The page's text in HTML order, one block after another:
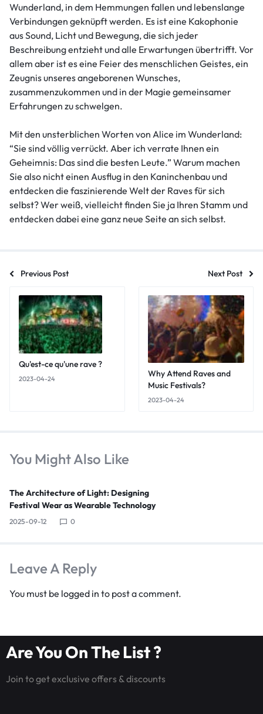
Wunderland, in dem Hemmungen fallen und lebenslange
Verbindungen geknüpft werden. Es ist eine Kakophonie
aus Sound, Licht und Bewegung, die sich jeder
Beschreibung entzieht und alle Erwartungen übertrifft. Vor
allem aber ist es eine Feier des menschlichen Geistes, ein
Zeugnis unseres angeborenen Wunsches,
zusammenzukommen und in der Magie gemeinsamer
Erfahrungen zu schwelgen.
Mit den unsterblichen Worten von Alice im Wunderland:
“Sie sind völlig verrückt. Aber ich verrate Ihnen ein
Geheimnis: Das sind die besten Leute.” Warum machen
Sie also nicht einen Ausflug in den Kaninchenbau und
entdecken die faszinierende Welt der Raves für sich
selbst? Wer weiß, vielleicht finden Sie ja Ihren Stamm und
entdecken dabei eine ganz neue Seite an sich selbst.
Previous Post Next Post
Qu'est-ce qu'une rave ?
2023-04-24
Why Attend Raves and
Music Festivals?
2023-04-24
You Might Also Like
The Architecture of Light: Designing
Festival Wear as Wearable Technology
2025-09-12 0
Leave A Reply
You must be logged in to post a comment.
Are You On The List ?
Join to get exclusive offers & discounts